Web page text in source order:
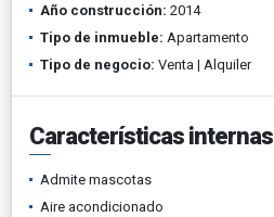
Año construcción: 2014
Tipo de inmueble: Apartamento
Tipo de negocio: Venta | Alquiler
Características internas
Admite mascotas
Aire acondicionado